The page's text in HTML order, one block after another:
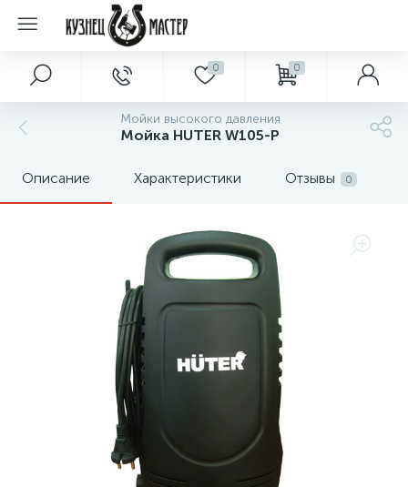
0 0
Мойки высокого давления
Мойка HUTER W105-Р
Описание Характеристики Отзывы 0